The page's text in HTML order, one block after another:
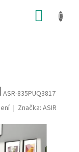
ASR-835PUQ3817
Značka:ASIR